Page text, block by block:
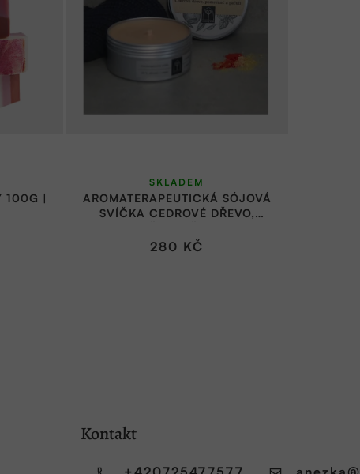
100G |
AROMATERAPEUTICKÁ SÓJOVÁ
SVÍČKA CEDROVÉ DŘEVO,
RŮŽOVÝ KVĚT
SKLADEM
280 KČ
Kontakt